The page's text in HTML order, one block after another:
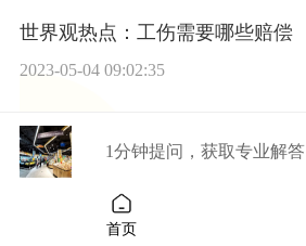
世界观热点：工伤需要哪些赔偿
2023-05-04 09:02:35
单方协议在法律上有效吗？
2023-05-04 09:02:35
1分钟提问，获取专业解答
首页